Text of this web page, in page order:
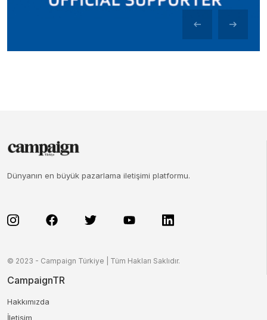
Dünyanın en büyük pazarlama iletişimi platformu.
© 2023 - Campaign Türkiye | Tüm Hakları Saklıdır.
CampaignTR
Hakkımızda
İletişim